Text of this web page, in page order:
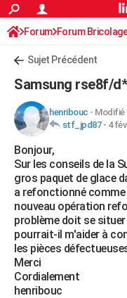
ACTUALITÉS
Politique
Société
Faits Divers
Education
Monde
Villes
+
FINANCE
Retraite
Impôts
Epargne
Immobilier
Risques naturels par ville
Banque
Assurance
Crédit
AUTO
Essais
Réserver un essai
Citadines
Berlines
SUV
Forum auto
+HIGH-TECH
Mobiles
Meilleur smartphone
Internet
Ordinateurs
Jeux vidéo
Guide high-tech
+BRICOLAGE
Forum
Aménagement intérieur
Extérieur
Cuisine
Salle de bains
Jardinage
Rangement
WEEK-END
Guides de France
Escapades
Patrimoine
Expositions
Musées
Week-end nature
+LIFESTYLE
Art de vivre
Bien-être
Loisirs
ModeModes de vie
SANTE
Forum Forum Bricolage
Sujet Précédent
Samsung rse8f/d*
henribouc - Modifié
stf_jpd87- 4
Bonjour,
Sur les conseils de la
gros paquet de glace
a refonctionné comme
nouveau opération
problème doit se
pourrait-il m'aider à
les pièces
Merci
Cordialement
henribouc